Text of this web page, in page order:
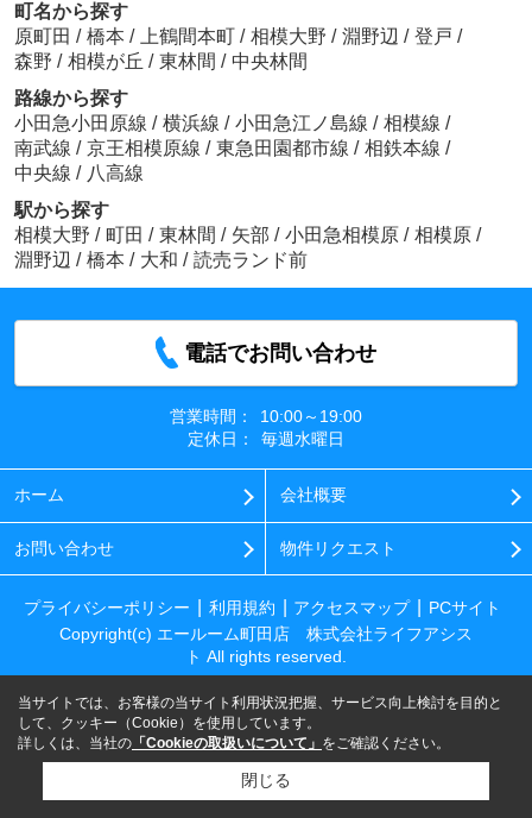
町名から探す
原町田 / 橋本 / 上鶴間本町 / 相模大野 / 淵野辺 / 登戸 /
森野 / 相模が丘 / 東林間 / 中央林間
路線から探す
小田急小田原線 / 横浜線 / 小田急江ノ島線 / 相模線 /
南武線 / 京王相模原線 / 東急田園都市線 / 相鉄本線 /
中央線 / 八高線
駅から探す
相模大野 / 町田 / 東林間 / 矢部 / 小田急相模原 / 相模原 /
淵野辺 / 橋本 / 大和 / 読売ランド前
電話でお問い合わせ
営業時間：
10:00～19:00
定休日：
毎週水曜日
ホーム 会社概要
お問い合わせ 物件リクエスト
プライバシーポリシー 利用規約 アクセスマップ
PCサイト
Copyright(c) エールーム町田店 株式会社ライフアシス
ト All rights reserved.
当サイトでは、お客様の当サイト利用状況把握、サービス向上検討を目的と
して、クッキー（Cookie）を使用しています。
詳しくは、当社の 「Cookieの取扱いについて」 をご確認ください。
閉じる